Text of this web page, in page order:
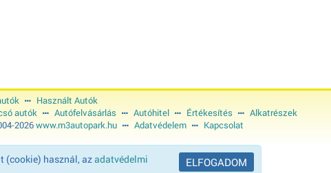
Használt Autók
autók Autófelvásárlás Autóhitel Értékesítés
Alkatrészek
2026www.m3autopark.hu Adatvédelem Kapcsolat
ELFOGADOM
(cookie) használ, azadatvédelmi